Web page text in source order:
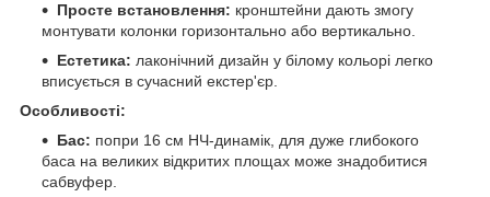
Просте встановлення: кронштейни дають змогу
монтувати колонки горизонтально або вертикально.
Естетика: лаконічний дизайн у білому кольорі легко
вписується в сучасний екстер'єр.
Особливості:
Бас: попри 16 см НЧ-динамік, для дуже глибокого
баса на великих відкритих площах може знадобитися
сабвуфер.